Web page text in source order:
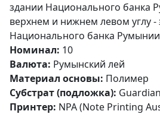
здании Национального банка
верхнем и нижнем левом углу
Национального банка
Номинал: 10
Валюта: Румынский лей
Материал основы: Полимер
Субстрат (подложка):
Принтер: NPA (Note Printing